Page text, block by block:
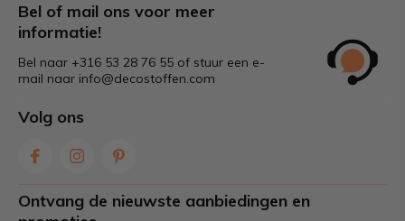
Tips om schimmel op tuinkussens
voorkomen
tuinkussens?
DoorLynn
Bel of mail ons voor meer
informatie!
Bel naar +316 53 28 76 55 of stuur een e-
mail naar info@decostoffen.com
Volg ons
Ontvang de nieuwste aanbiedingen en